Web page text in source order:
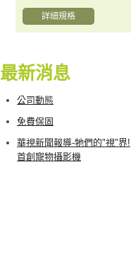
詳細規格
最新消息
公司動態
免費保固
華視新聞報導-牠們的"視"界!
首創寵物攝影機